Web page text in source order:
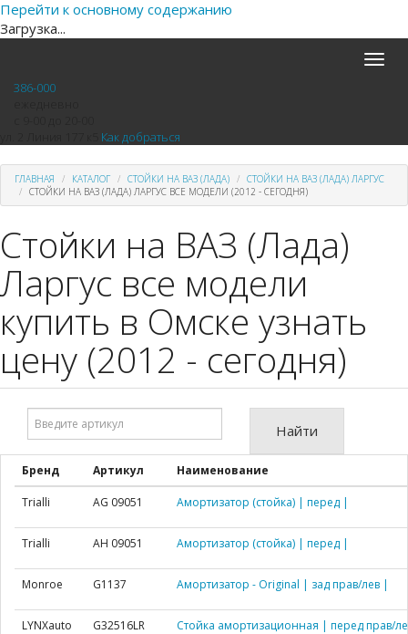
Перейти к основному содержанию
Загрузка...
Toggle
386-000
Как добраться
ГЛАВНАЯ КАТАЛОГ СТОЙКИ НА ВАЗ (ЛАДА)
СТОЙКИ НА ВАЗ (ЛАДА) ЛАРГУС
СТОЙКИ НА ВАЗ (ЛАДА) ЛАРГУС ВСЕ МОДЕЛИ (2012 - СЕГОДНЯ)
Стойки на ВАЗ (Лада)
Ларгус все модели
купить в Омске узнать
цену (2012 - сегодня)
артикул:
Найти
Бренд Артикул Наименование
Trialli AG 09051 Амортизатор (стойка) | перед |
Trialli AH 09051 Амортизатор (стойка) | перед |
Monroe G1137 Амортизатор - Original | зад прав/лев |
LYNXauto G32516LR Стойка амортизационная | перед прав/